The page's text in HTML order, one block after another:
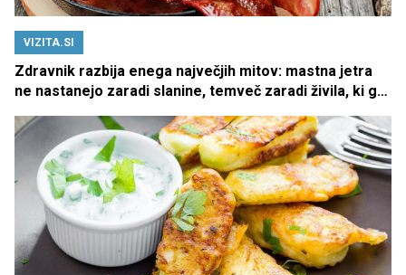
VIZITA.SI
Zdravnik razbija enega največjih mitov: mastna jetra
ne nastanejo zaradi slanine, temveč zaradi živila, ki ga